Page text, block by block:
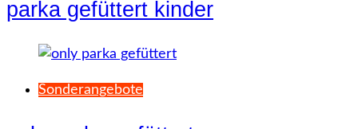
parka gefüttert kinder
Sonderangebote